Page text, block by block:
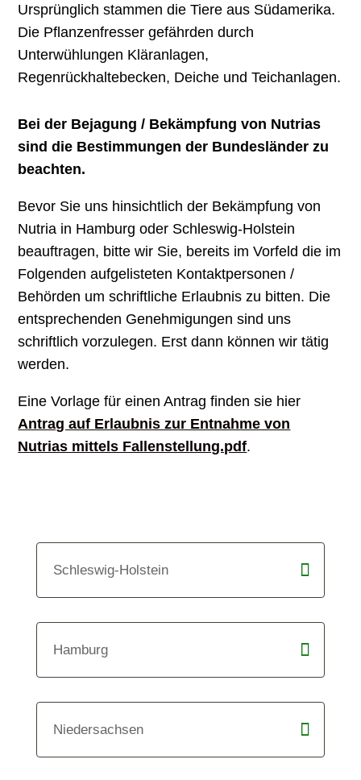
Ursprünglich stammen die Tiere aus Südamerika.
Die Pflanzenfresser gefährden durch
Unterwühlungen Kläranlagen,
Regenrückhaltebecken, Deiche und Teichanlagen.
Bei der Bejagung / Bekämpfung von Nutrias
sind die Bestimmungen der Bundesländer zu
beachten.
Bevor Sie uns hinsichtlich der Bekämpfung von
Nutria in Hamburg oder Schleswig-Holstein
beauftragen, bitte wir Sie, bereits im Vorfeld die im
Folgenden aufgelisteten Kontaktpersonen /
Behörden um schriftliche Erlaubnis zu bitten. Die
entsprechenden Genehmigungen sind uns
schriftlich vorzulegen. Erst dann können wir tätig
werden.
Eine Vorlage für einen Antrag finden sie hier
Antrag auf Erlaubnis zur Entnahme von
Nutrias mittels Fallenstellung.pdf.
Schleswig-Holstein
Hamburg
Niedersachsen